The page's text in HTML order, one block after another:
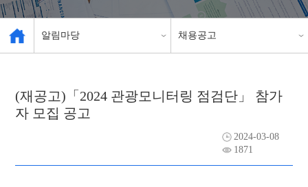
알림마당
관광 사업체 현황
채용공고
(재공고)「2024 관광모니터링 점검단」 참가
자 모집 공고
2024-03-08
1871